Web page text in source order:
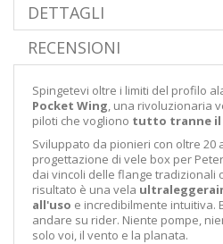
DETTAGLI
RECENSIONI
Spingetevi oltre i limiti del profilo
Pocket Wing, una rivoluzionaria
piloti che vogliono tutto tranne il
Sviluppato da pionieri con oltre 20
progettazione di vele box per Peter
dai vincoli delle flange tradizionali
risultato è una vela ultraleggera
all'uso e incredibilmente intuitiva.
andare su rider. Niente pompe,
solo voi, il vento e la planata.